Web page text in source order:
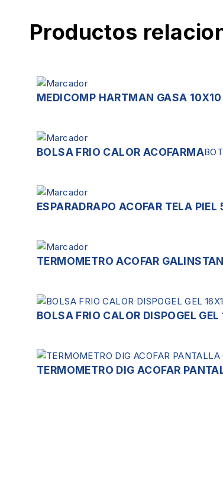
Productos
MEDICOMP HARTMAN GASA
BOLSA FRIO CALOR ACOFARMA
ESPARADRAPO ACOFAR TELA PIEL
TERMOMETRO ACOFAR GALINSTAN
BOLSA FRIO CALOR DISPOGEL
TERMOMETRO DIG ACOFAR